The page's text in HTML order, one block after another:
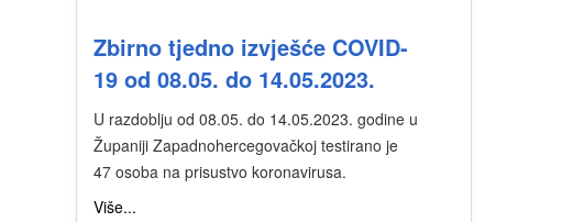
Zbirno tjedno izvješće COVID-
19 od 08.05. do 14.05.2023.
U razdoblju od 08.05. do 14.05.2023. godine u
Županiji Zapadnohercegovačkoj testirano je
47 osoba na prisustvo koronavirusa.
Više...